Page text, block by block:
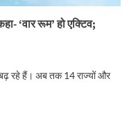
‘वार रूम’ हो एक्टिव;
रहे हैं। अब तक 14 राज्यों और